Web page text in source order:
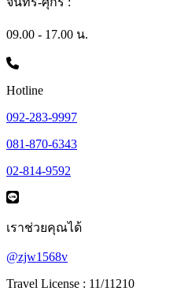
09.00 - 17.00 น.
Hotline
092-283-9997
081-870-6343
02-814-9592
เราช่วยคุณได้
@zjw1568v
Travel License : 11/11210